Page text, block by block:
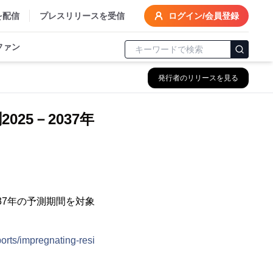
配信 プレスリリースを受信 ログイン/会員登録
ァン
発行者のリリースを見る
－2037年
年の予測期間を対象
impregnating-resi